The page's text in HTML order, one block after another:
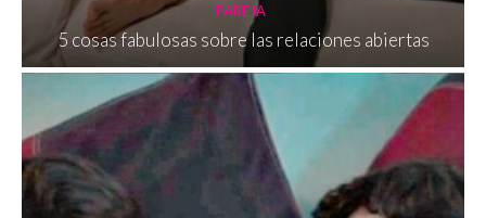
PAREJA
5 cosas fabulosas sobre las relaciones abiertas